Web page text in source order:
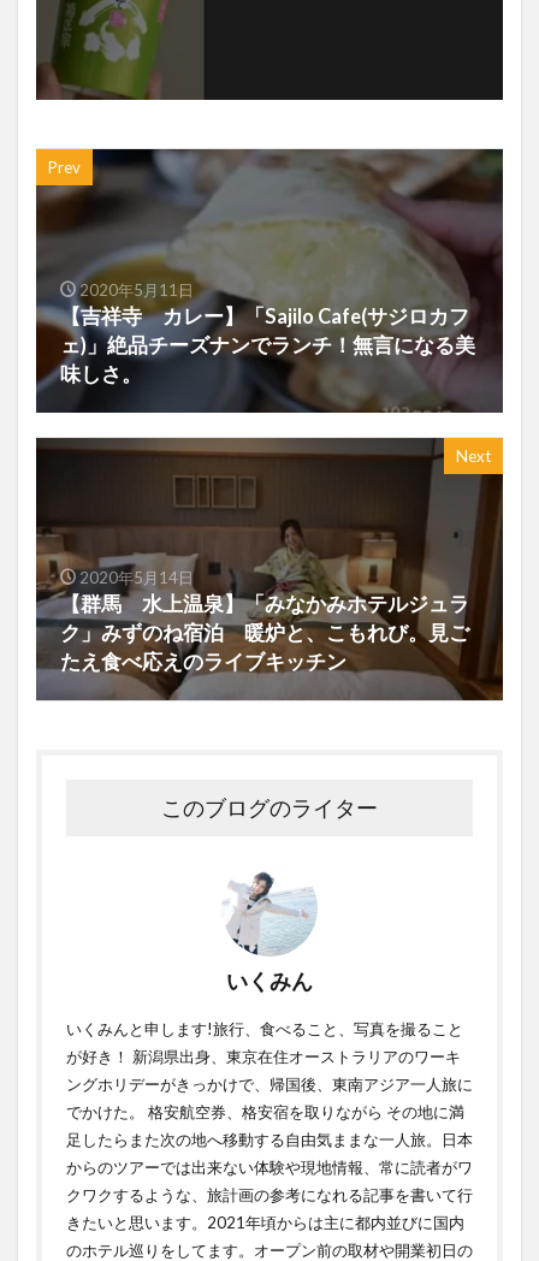
Prev
2020年5月11日
【吉祥寺 カレー】「Sajilo Cafe(サジロカフ
ェ)」絶品チーズナンでランチ！無言になる美
味しさ。
Next
2020年5月14日
【群馬 水上温泉】「みなかみホテルジュラ
ク」みずのね宿泊 暖炉と、こもれび。見ご
たえ食べ応えのライブキッチン
このブログのライター
いくみん
いくみんと申します!旅行、食べること、写真を撮ること
が好き！ 新潟県出身、東京在住オーストラリアのワーキ
ングホリデーがきっかけで、帰国後、東南アジア一人旅に
でかけた。 格安航空券、格安宿を取りながら その地に満
足したらまた次の地へ移動する自由気ままな一人旅。日本
からのツアーでは出来ない体験や現地情報、常に読者がワ
クワクするような、旅計画の参考になれる記事を書いて行
きたいと思います。2021年頃からは主に都内並びに国内
のホテル巡りをしてます。オープン前の取材や開業初日の